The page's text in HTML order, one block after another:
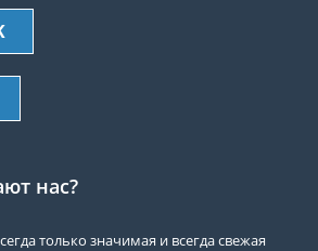
нас?
только значимая и всегда свежая